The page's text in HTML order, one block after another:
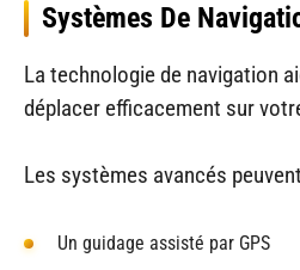
Systèmes De
La technologie de navigation
déplacer efficacement sur
Les systèmes avancés
Un guidage assisté par GPS